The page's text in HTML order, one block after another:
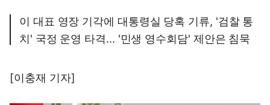
이 대표 영장 기각에 대통령실 당혹 기류, '검찰 통
치' 국정 운영 타격... '민생 영수회담' 제안은 침묵
[이충재 기자]